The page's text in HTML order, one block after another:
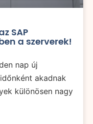
SAP
a szerverek!
nap új
akadnak
különösen nagy